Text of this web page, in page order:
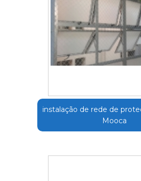
instalação de rede de
Mooca